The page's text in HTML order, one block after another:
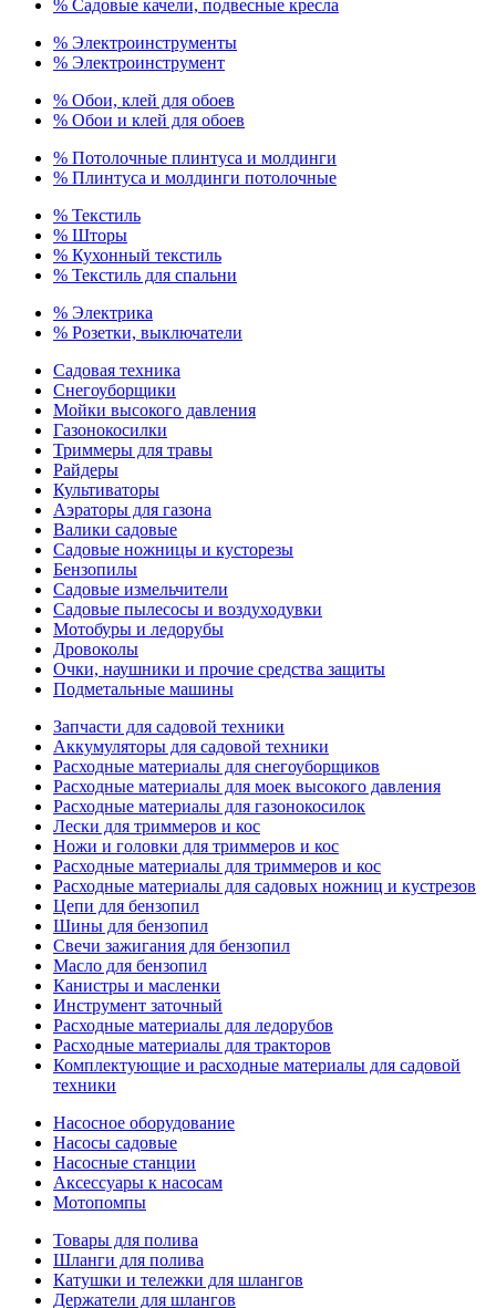
% Садовые качели, подвесные кресла
% Электроинструменты
% Электроинструмент
% Обои, клей для обоев
% Обои и клей для обоев
% Потолочные плинтуса и молдинги
% Плинтуса и молдинги потолочные
% Текстиль
% Шторы
% Кухонный текстиль
% Текстиль для спальни
% Электрика
% Розетки, выключатели
Садовая техника
Снегоуборщики
Мойки высокого давления
Газонокосилки
Триммеры для травы
Райдеры
Культиваторы
Аэраторы для газона
Валики садовые
Садовые ножницы и кусторезы
Бензопилы
Садовые измельчители
Садовые пылесосы и воздуходувки
Мотобуры и ледорубы
Дровоколы
Очки, наушники и прочие средства защиты
Подметальные машины
Запчасти для садовой техники
Аккумуляторы для садовой техники
Расходные материалы для снегоуборщиков
Расходные материалы для моек высокого давления
Расходные материалы для газонокосилок
Лески для триммеров и кос
Ножи и головки для триммеров и кос
Расходные материалы для триммеров и кос
Расходные материалы для садовых ножниц и кустрезов
Цепи для бензопил
Шины для бензопил
Свечи зажигания для бензопил
Масло для бензопил
Канистры и масленки
Инструмент заточный
Расходные материалы для ледорубов
Расходные материалы для тракторов
Комплектующие и расходные материалы для садовой
техники
Насосное оборудование
Насосы садовые
Насосные станции
Аксессуары к насосам
Мотопомпы
Товары для полива
Шланги для полива
Катушки и тележки для шлангов
Держатели для шлангов